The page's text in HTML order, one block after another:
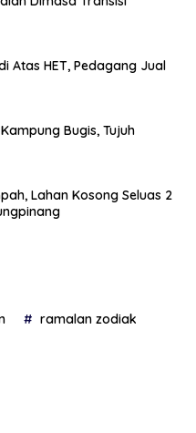
Atas HET, Pedagang Jual
Bugis, Tujuh
Lahan Kosong Seluas 2
ramalan zodiak